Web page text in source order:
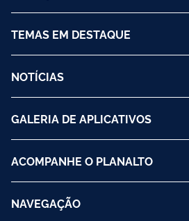
TEMAS EM DESTAQUE
NOTÍCIAS
GALERIA DE APLICATIVOS
ACOMPANHE O PLANALTO
NAVEGAÇÃO